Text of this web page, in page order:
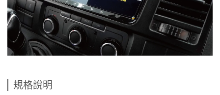
規格說明